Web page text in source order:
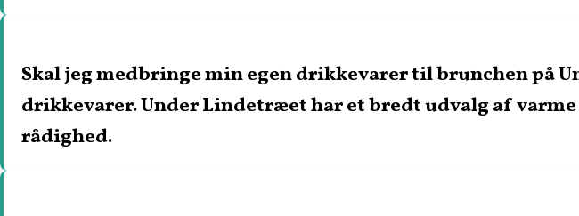
Skal jeg medbringe min egen drikkevarer til brunchen på
drikkevarer. Under Lindetræet har et bredt udvalg af
rådighed.